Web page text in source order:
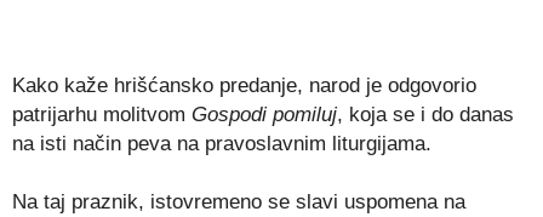
Kako kaže hrišćansko predanje, narod je odgovorio
patrijarhu molitvom Gospodi pomiluj, koja se i do danas
na isti način peva na pravoslavnim liturgijama.
Na taj praznik, istovremeno se slavi uspomena na